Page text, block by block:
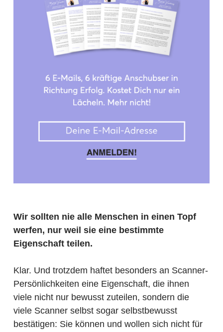
Wir sollten nie alle Menschen in einen Topf
werfen, nur weil sie eine bestimmte
Eigenschaft teilen.
Klar. Und trotzdem haftet besonders an Scanner-
Persönlichkeiten eine Eigenschaft, die ihnen
viele nicht nur bewusst zuteilen, sondern die
viele Scanner selbst sogar selbstbewusst
bestätigen: Sie können und wollen sich nicht für